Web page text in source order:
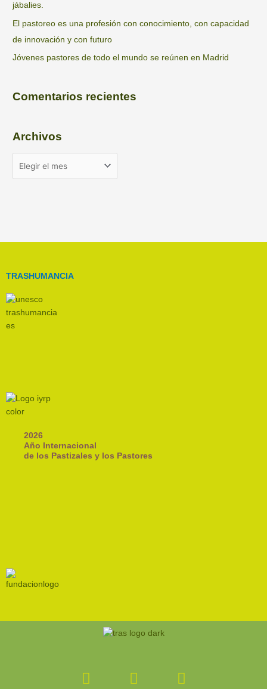
jábalies.
El pastoreo es una profesión con conocimiento, con capacidad
de innovación y con futuro
Jóvenes pastores de todo el mundo se reúnen en Madrid
Comentarios recientes
Archivos
TRASHUMANCIA
2026
Año Internacional
de los Pastizales y los Pastores
Facebook-
f
InstagramYoutube